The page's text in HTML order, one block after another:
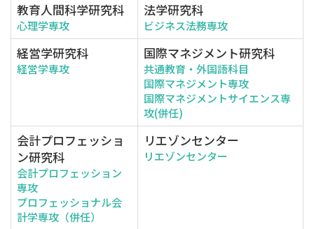
教育人間科学研究科
心理学専攻
法学研究科
ビジネス法務専攻
経営学研究科
経営学専攻
国際マネジメント研究科
共通教育・外国語科目
国際マネジメント専攻
国際マネジメントサイエンス専
攻(併任)
会計プロフェッショ
ン研究科
会計プロフェッション
専攻
プロフェッショナル会
計学専攻（併任）
リエゾンセンター
リエゾンセンター